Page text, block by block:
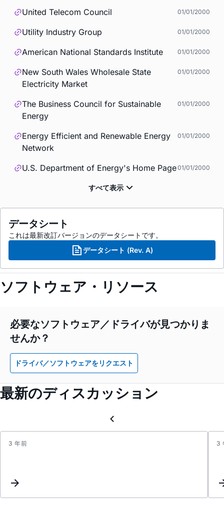
United Telecom Council 01/01/2000
Utility Industry Group 01/01/2000
American National Standards Institute 01/01/2000
New South Wales Wholesale State
Electricity Market
01/01/2000
The Business Council for Sustainable
Energy
01/01/2000
Energy Efficient and Renewable Energy
Network
01/01/2000
U.S. Department of Energy's Home Page01/01/2000
データシート
これは最新改訂バージョンのデータシートです。
データシート (Rev. A)
ソフトウェア・リソース
必要なソフトウェア／ドライバが見つかりま
せんか？
ドライバ／ソフトウェアをリクエスト
最新のディスカッション
3 年前 3